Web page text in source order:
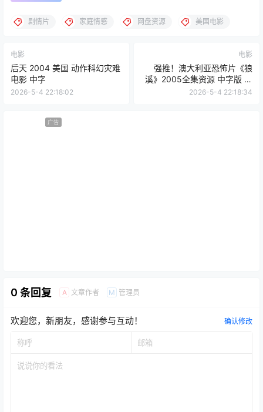
剧情片 家庭情感 网盘资源 美国电影
电影
后天 2004 美国 动作科幻灾难
电影 中字
2026-5-4 22:18:02
电影
强推！澳大利亚恐怖片《狼
溪》2005全集资源 中字版 限
时网盘自取
2026-5-4 22:18:34
广告
0 条回复 A 文章作者 M 管理员
欢迎您，新朋友，感谢参与互动！ 确认修改